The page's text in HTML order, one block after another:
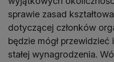
sprawie zasad
dotyczącej członków
będzie mógł
stałej wynagrodzenia.